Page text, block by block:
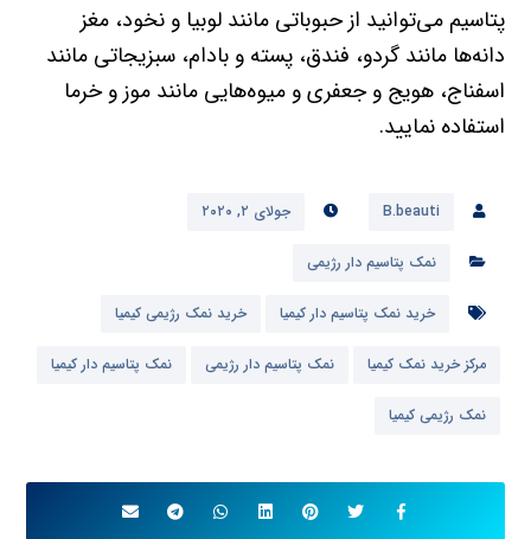
پتاسیم می‌توانید از حبوباتی مانند لوبیا و نخود، مغز
دانه‌ها مانند گردو، فندق، پسته و بادام، سبزیجاتی مانند
اسفناج، هویج و جعفری و میوه‌هایی مانند موز و خرما
استفاده نمایید.
B.beauti جولای ۲, ۲۰۲۰
نمک پتاسیم دار رژیمی
خرید نمک پتاسیم دار کیمیا خرید نمک رژیمی کیمیا
مرکز خرید نمک کیمیا نمک پتاسیم دار رژیمی نمک پتاسیم دار کیمیا
نمک رژیمی کیمیا